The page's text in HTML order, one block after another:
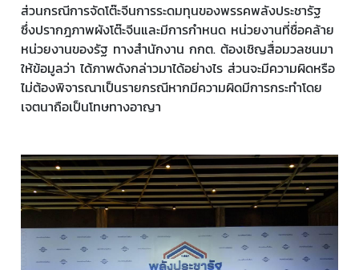
ส่วนกรณีการจัดโต๊ะจีนการระดมทุนของพรรคพลังประชารัฐ
ซึ่งปรากฎภาพผังโต๊ะจีนและมีการกำหนด หน่วยงานที่ชื่อคล้าย
หน่วยงานของรัฐ ทางสำนักงาน กกต. ต้องเชิญสื่อมวลชนมา
ให้ข้อมูลว่า ได้ภาพดังกล่าวมาได้อย่างไร ส่วนจะมีความผิดหรือ
ไม่ต้องพิจารณาเป็นรายกรณีหากมีความผิดมีการกระทำโดย
เจตนาถือเป็นโทษทางอาญา